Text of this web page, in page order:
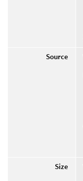
Source
Size